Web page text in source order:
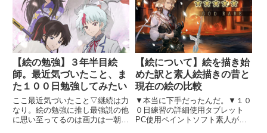
【絵の勉強】３年半目絵
師。最近気づいたこと、ま
た１００日勉強してみたい
ここ最近気づいたこと▽継続は力
なり。絵の勉強に推し最強説の他
に思い至ってるのは画力は一朝一
【絵について】絵を描き始
めた訳と素人絵描きの昔と
現在の絵の比較
▼本当に下手だったんだ。▼１０
０日練習の詳細使用タブレット
PC使用ペイントソフト素人が絵